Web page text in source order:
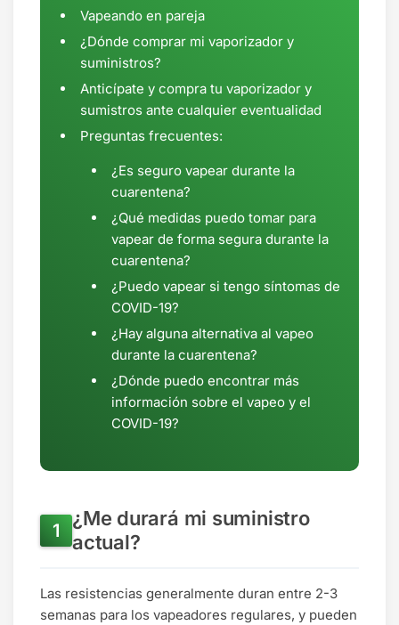
Vapeando en pareja
¿Dónde comprar mi vaporizador y
suministros?
Anticípate y compra tu vaporizador y
sumistros ante cualquier eventualidad
Preguntas frecuentes:
¿Es seguro vapear durante la
cuarentena?
¿Qué medidas puedo tomar para
vapear de forma segura durante la
cuarentena?
¿Puedo vapear si tengo síntomas de
COVID-19?
¿Hay alguna alternativa al vapeo
durante la cuarentena?
¿Dónde puedo encontrar más
información sobre el vapeo y el
COVID-19?
¿Me durará mi suministro
actual?
Las resistencias generalmente duran entre 2-3
semanas para los vapeadores regulares, y pueden